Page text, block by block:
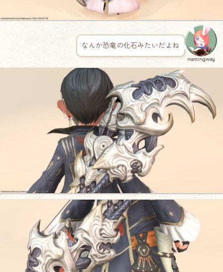
なんか恐竜の化石みたいだよね
namingway